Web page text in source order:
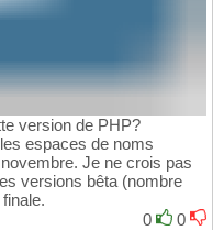
version de PHP?
espaces de noms
Je ne crois pas
versions bêta (nombre
0
0